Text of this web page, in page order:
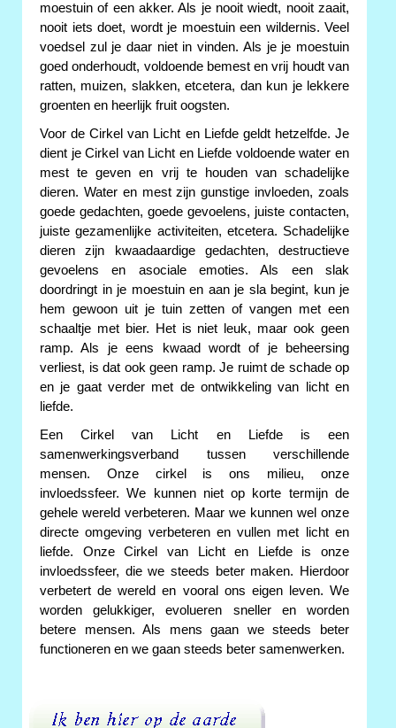
moestuin of een akker. Als je nooit wiedt, nooit zaait,
nooit iets doet, wordt je moestuin een wildernis. Veel
voedsel zul je daar niet in vinden. Als je je moestuin
goed onderhoudt, voldoende bemest en vrij houdt van
ratten, muizen, slakken, etcetera, dan kun je lekkere
groenten en heerlijk fruit oogsten.
Voor de Cirkel van Licht en Liefde geldt hetzelfde. Je
dient je Cirkel van Licht en Liefde voldoende water en
mest te geven en vrij te houden van schadelijke
dieren. Water en mest zijn gunstige invloeden, zoals
goede gedachten, goede gevoelens, juiste contacten,
juiste gezamenlijke activiteiten, etcetera. Schadelijke
dieren zijn kwaadaardige gedachten, destructieve
gevoelens en asociale emoties. Als een slak
doordringt in je moestuin en aan je sla begint, kun je
hem gewoon uit je tuin zetten of vangen met een
schaaltje met bier. Het is niet leuk, maar ook geen
ramp. Als je eens kwaad wordt of je beheersing
verliest, is dat ook geen ramp. Je ruimt de schade op
en je gaat verder met de ontwikkeling van licht en
liefde.
Een Cirkel van Licht en Liefde is een
samenwerkingsverband tussen verschillende
mensen. Onze cirkel is ons milieu, onze
invloedssfeer. We kunnen niet op korte termijn de
gehele wereld verbeteren. Maar we kunnen wel onze
directe omgeving verbeteren en vullen met licht en
liefde. Onze Cirkel van Licht en Liefde is onze
invloedssfeer, die we steeds beter maken. Hierdoor
verbetert de wereld en vooral ons eigen leven. We
worden gelukkiger, evolueren sneller en worden
betere mensen. Als mens gaan we steeds beter
functioneren en we gaan steeds beter samenwerken.